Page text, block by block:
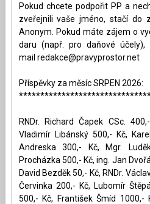
Pokud chcete podpořit PP a
zveřejnili vaše jméno, stačí do
Anonym. Pokud máte zájem o
daru (např. pro daňové
mail redakce@pravyprostor.net
Příspěvky za měsíc SRPEN 2026:
RNDr. Richard Čapek CSc.
Vladimír Libánský 500,- Kč,
Andreska 300,- Kč, Mgr.
Procházka 500,- Kč, ing. Jan
David Bezděk 50,- Kč, RNDr.
Červinka 200,- Kč, Lubomír
500,- Kč, František Šmíd 1000,-